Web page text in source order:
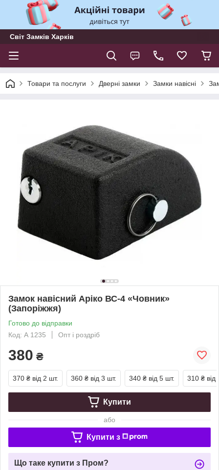
Світ Замків Харків
Товари та послуги Дверні замки Замки навісні
Замок навісний Аріко ВС-4 «Човник»
(Запоріжжя)
Готово до відправки
Код: А 1235
Опт і роздріб
380 ₴
370 ₴ від 2 шт. 360 ₴ від 3 шт. 340 ₴ від 5 шт. 310 ₴ від
Купити
або
Купити з
Що таке купити з Пром?